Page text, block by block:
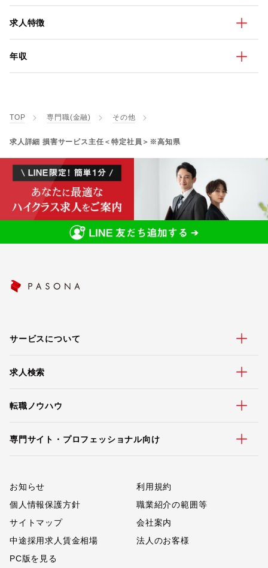
求人特徴
年収
TOP 専門職(金融) その他
求人詳細 損害サービス主任＜特定社員＞※高知県
サービスについて
求人検索
転職ノウハウ
専門サイト・プロフェッショナル向け
お知らせ
利用規約
個人情報保護方針
職業紹介の範囲等
サイトマップ
会社案内
中途採用求人賃金相場
法人のお客様
PC版を見る